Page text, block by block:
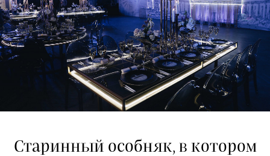
Старинный особняк, в котором